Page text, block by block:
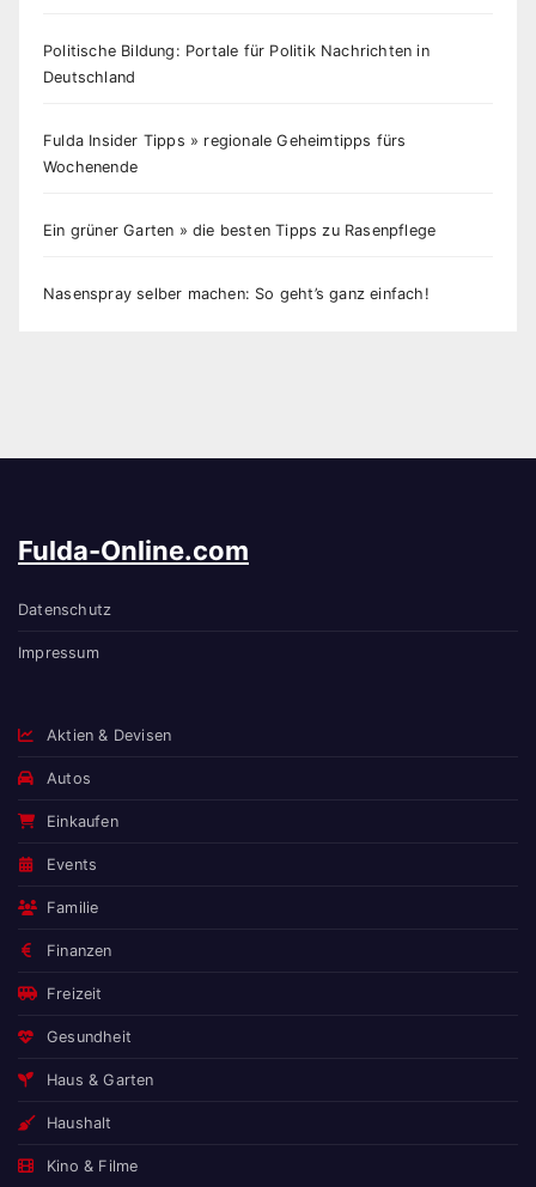
Politische Bildung: Portale für Politik Nachrichten in
Deutschland
Fulda Insider Tipps » regionale Geheimtipps fürs
Wochenende
Ein grüner Garten » die besten Tipps zu Rasenpflege
Nasenspray selber machen: So geht’s ganz einfach!
Fulda-Online.com
Datenschutz
Impressum
Aktien & Devisen
Autos
Einkaufen
Events
Familie
Finanzen
Freizeit
Gesundheit
Haus & Garten
Haushalt
Kino & Filme